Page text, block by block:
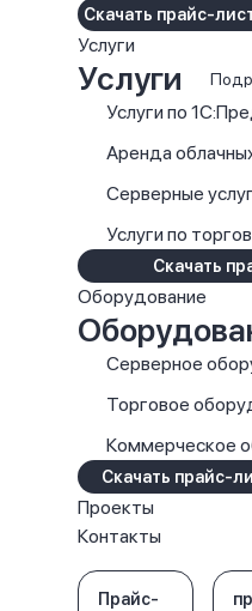
Скачать прайс-
Услуги
Услуги
Услуги по
Аренда
Серверные
Услуги по
Скачать
Оборудование
Серверное
Торговое
Коммерческое
Скачать прайс-
Проекты
Контакты
Прайс-